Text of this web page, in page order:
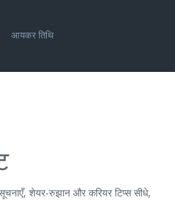
आयकर तिथि
शेयर-रुझान और करियर टिप्स सीधे,